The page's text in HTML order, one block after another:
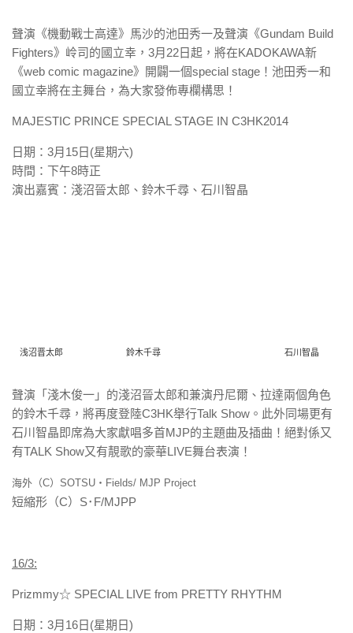
聲演《機動戰士高達》馬沙的池田秀一及聲演《Gundam Build
Fighters》岭司的國立幸，3月22日起，將在KADOKAWA新
《web comic magazine》開闢一個special stage！池田秀一和
國立幸將在主舞台，為大家發佈專欄構思！
MAJESTIC PRINCE SPECIAL STAGE IN C3HK2014
日期：3月15日(星期六)
時間：下午8時正
演出嘉賓：淺沼晉太郎、鈴木千尋、石川智晶
浅沼晋太郎 鈴木千尋 石川智晶
聲演「淺木俊一」的淺沼晉太郎和兼演丹尼爾、拉達兩個角色
的鈴木千尋，將再度登陸C3HK舉行Talk Show。此外同場更有
石川智晶即席為大家獻唱多首MJP的主題曲及插曲！絕對係又
有TALK Show又有靚歌的豪華LIVE舞台表演！
海外（C）SOTSU・Fields/ MJP Project
短縮形（C）S･F/MJPP
16/3:
Prizmmy☆ SPECIAL LIVE from PRETTY RHYTHM
日期：3月16日(星期日)